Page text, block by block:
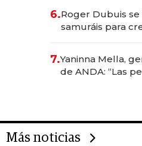
6.Roger Dubuis se
samuráis para
7.Yaninna Mella,
de ANDA: “Las
Más noticias